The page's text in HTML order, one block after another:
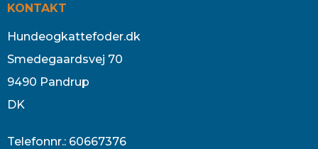
KONTAKT
Hundeogkattefoder.dk
Smedegaardsvej 70
9490 Pandrup
DK
Telefonnr.: 60667376